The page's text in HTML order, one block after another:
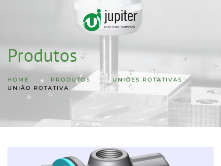
Skip to main content
Produtos
HOME PRODUTOS
UNIÕES ROTATIVAS
UNIÃO ROTATIVA